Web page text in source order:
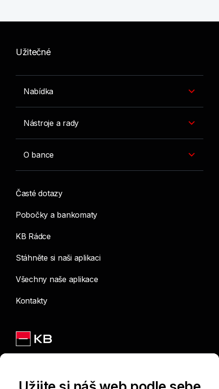
Užitečné
Nabídka
Nástroje a rady
O bance
Časté dotazy
Pobočky a bankomaty
KB Rádce
Stáhněte si naši aplikaci
Všechny naše aplikace
Kontakty